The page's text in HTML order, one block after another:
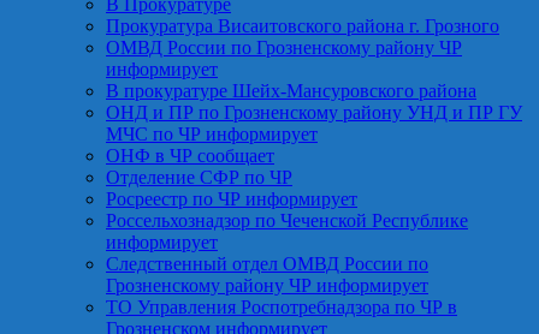
В Прокуратуре
Прокуратура Висаитовского района г. Грозного
ОМВД России по Грозненскому району ЧР
информирует
В прокуратуре Шейх-Мансуровского района
ОНД и ПР по Грозненскому району УНД и ПР ГУ
МЧС по ЧР информирует
ОНФ в ЧР сообщает
Отделение СФР по ЧР
Росреестр по ЧР информирует
Россельхознадзор по Чеченской Республике
информирует
Следственный отдел ОМВД России по
Грозненскому району ЧР информирует
ТО Управления Роспотребнадзора по ЧР в
Грозненском информирует